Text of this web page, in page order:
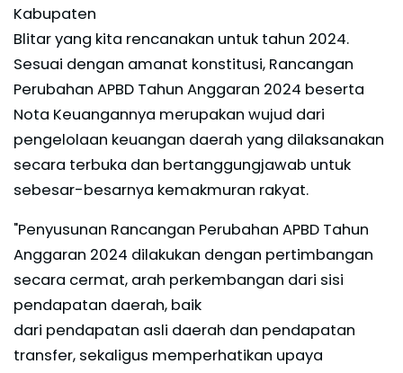
Kabupaten
Blitar yang kita rencanakan untuk tahun 2024.
Sesuai dengan amanat konstitusi, Rancangan
Perubahan APBD Tahun Anggaran 2024 beserta
Nota Keuangannya merupakan wujud dari
pengelolaan keuangan daerah yang dilaksanakan
secara terbuka dan bertanggungjawab untuk
sebesar-besarnya kemakmuran rakyat.
"Penyusunan Rancangan Perubahan APBD Tahun
Anggaran 2024 dilakukan dengan pertimbangan
secara cermat, arah perkembangan dari sisi
pendapatan daerah, baik
dari pendapatan asli daerah dan pendapatan
transfer, sekaligus memperhatikan upaya